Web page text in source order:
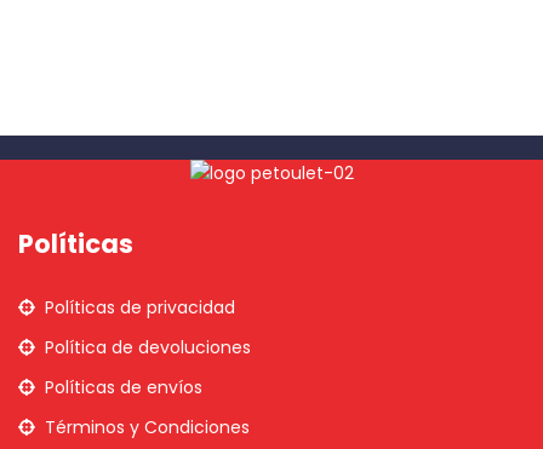
Políticas
Políticas de privacidad
Política de devoluciones
Políticas de envíos
Términos y Condiciones